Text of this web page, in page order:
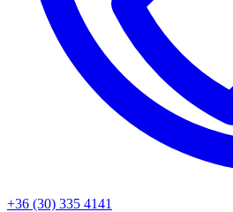
+36 (30) 335 4141